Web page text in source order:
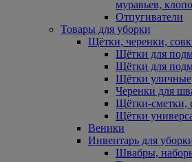
муравьев,
Отпугиватели
Товары для уборки
Щётки, черенки,
Щётки для
Щётки для
Щётки уличные
Черенки для
Щётки-сметки,
Щётки
Веники
Инвентарь для
Швабры,